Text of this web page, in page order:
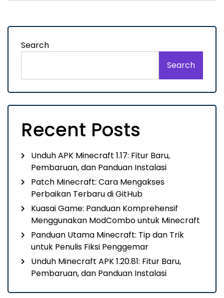
Search
Search
Recent Posts
Unduh APK Minecraft 1.17: Fitur Baru,
Pembaruan, dan Panduan Instalasi
Patch Minecraft: Cara Mengakses
Perbaikan Terbaru di GitHub
Kuasai Game: Panduan Komprehensif
Menggunakan ModCombo untuk Minecraft
Panduan Utama Minecraft: Tip dan Trik
untuk Penulis Fiksi Penggemar
Unduh Minecraft APK 1.20.81: Fitur Baru,
Pembaruan, dan Panduan Instalasi